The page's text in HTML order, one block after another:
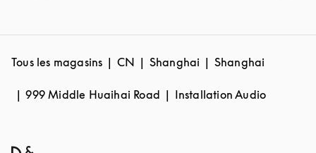
Tous les magasins CN Shanghai Shanghai
999 Middle Huaihai Road Installation Audio